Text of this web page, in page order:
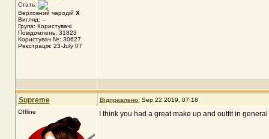
Стать:
Верховний чародій X
Вигляд: --
Група: Користувачі
Повідомлень: 31823
Користувач №: 30627
Реєстрація: 23-July 07
Supreme Відправлено: Sep 22 2019, 07:18
Offline
I think you had a great make up and outfit in